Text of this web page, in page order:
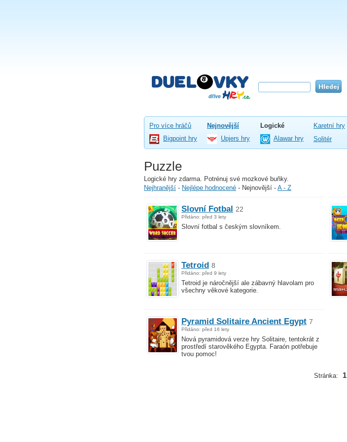
Pro více hráčů Nejnovější Logické Karetní hry
Bigpoint hry
Upjers hry Alawar hry Solitér
Puzzle
Logické hry zdarma. Potrénuj své mozkové buňky.
Nejhranější - Nejlépe hodnocené - Nejnovější - A - Z
Slovní Fotbal 22
Přidáno: před 3 lety
Slovní fotbal s českým slovníkem.
Tetroid 8
Přidáno: před 9 lety
Tetroid je náročnější ale zábavný hlavolam pro
všechny věkové kategorie.
Pyramid Solitaire Ancient Egypt 7
Přidáno: před 16 lety
Nová pyramidová verze hry Solitaire, tentokrát z
prostředí starověkého Egypta. Faraón potřebuje
tvou pomoc!
Stránka: 1